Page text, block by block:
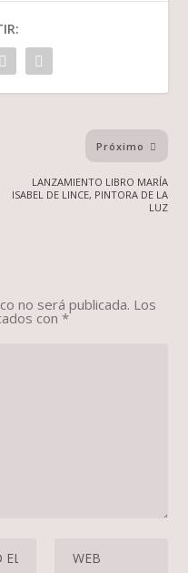
Próximo
LANZAMIENTO LIBRO MARÍA
ISABEL DE LINCE, PINTORA DE LA
LUZ
no será publicada. Los
con*